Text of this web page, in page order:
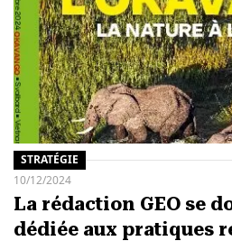
STRATÉGIE
10/12/2024
La rédaction GEO se
dédiée aux pratiques